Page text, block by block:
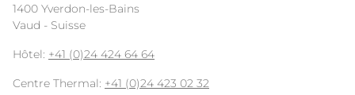
1400 Yverdon-les-Bains
Vaud - Suisse
Hôtel: +41 (0)24 424 64 64
Centre Thermal: +41 (0)24 423 02 32